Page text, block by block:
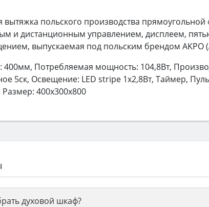
вытяжка польского производства
и дистанционным управлением, дисплеем,
выпускаемая под польским брендом AKPO
Потребляемая мощность: 104,8Вт,
5ск, Освещение: LED stripe 1х2,8Вт, Таймер,
400х300х800
духовой шкаф?